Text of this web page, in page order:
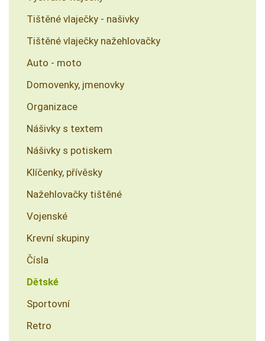
Tištěné vlaječky - našivky
Tištěné vlaječky nažehlovačky
Auto - moto
Domovenky, jmenovky
Organizace
Nášivky s textem
Nášivky s potiskem
Klíčenky, přívěsky
Nažehlovačky tištěné
Vojenské
Krevní skupiny
Čísla
Dětské
Sportovní
Retro